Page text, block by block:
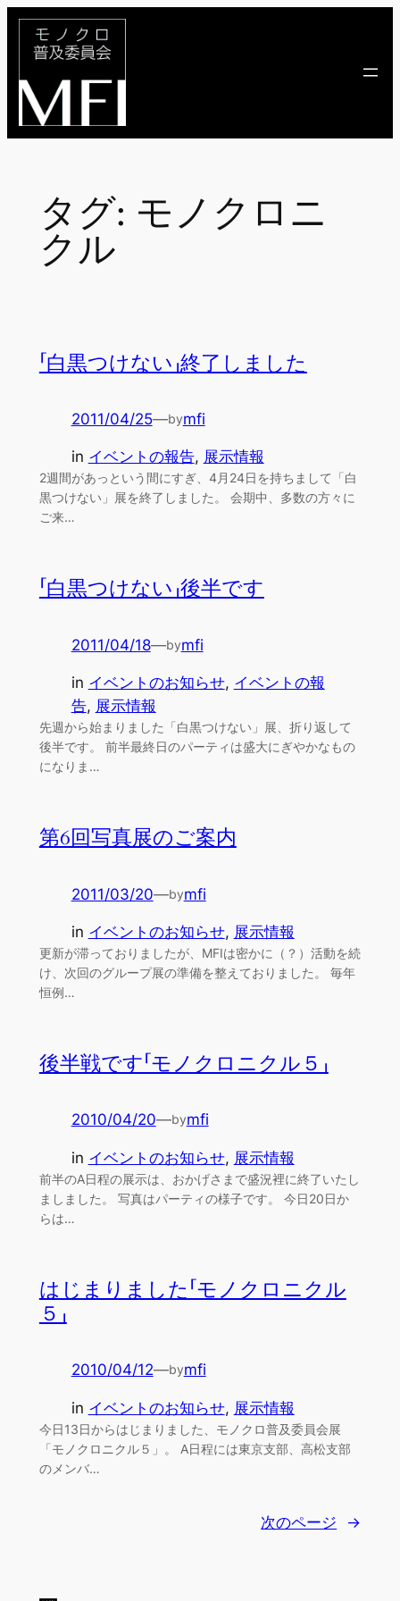
内
ッ
タグ: モノクロニ
クル
「白黒つけない」終了しました
2011/04/25—bymfi
in イベントの報告, 展示情報
2週間があっという間にすぎ、4月24日を持ちまして「白
黒つけない」展を終了しました。 会期中、多数の方々に
ご来…
「白黒つけない」後半です
2011/04/18—bymfi
in イベントのお知らせ, イベントの報
告, 展示情報
先週から始まりました「白黒つけない」展、折り返して
後半です。 前半最終日のパーティは盛大にぎやかなもの
になりま…
第6回写真展のご案内
2011/03/20—bymfi
in イベントのお知らせ, 展示情報
更新が滞っておりましたが、MFIは密かに（？）活動を続
け、次回のグループ展の準備を整えておりました。 毎年
恒例…
後半戦です「モノクロニクル５」
2010/04/20—bymfi
in イベントのお知らせ, 展示情報
前半のA日程の展示は、おかげさまで盛況裡に終了いたし
ましました。 写真はパーティの様子です。 今日20日か
らは…
はじまりました「モノクロニクル
５」
2010/04/12—bymfi
in イベントのお知らせ, 展示情報
今日13日からはじまりました、モノクロ普及委員会展
「モノクロニクル５」。 A日程には東京支部、高松支部
のメンバ…
次のページ →